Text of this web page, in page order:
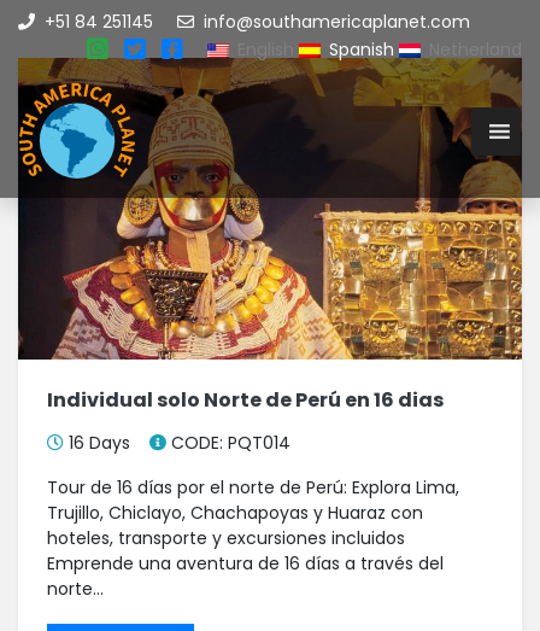
+51 84 251145
info@southamericaplanet.com
Spanish
Individual solo Norte de Perú en 16 dias
16 Days
CODE: PQT014
Tour de 16 días por el norte de Perú: Explora Lima,
Trujillo, Chiclayo, Chachapoyas y Huaraz con
hoteles, transporte y excursiones incluidos
Emprende una aventura de 16 días a través del
norte...